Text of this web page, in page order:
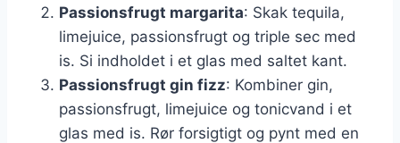
Passionsfrugt margarita: Skak tequila,
limejuice, passionsfrugt og triple sec med
is. Si indholdet i et glas med saltet kant.
Passionsfrugt gin fizz: Kombiner gin,
passionsfrugt, limejuice og tonicvand i et
glas med is. Rør forsigtigt og pynt med en